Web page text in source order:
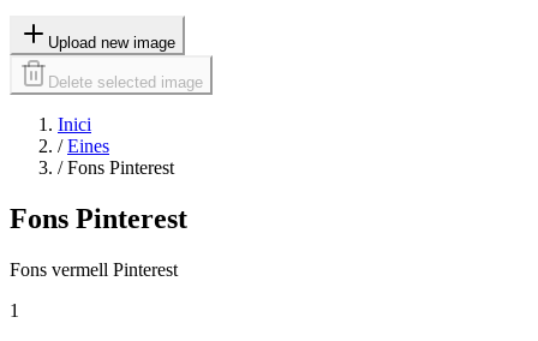
Upload new image
Delete selected image
Inici
/ Eines
/ Fons Pinterest
Fons Pinterest
Fons vermell Pinterest
1